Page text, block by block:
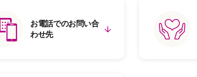
お電話でのお問い合
わせ先